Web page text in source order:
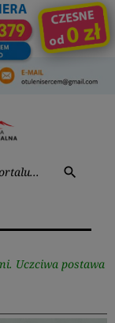
search
Uczciwa postawa